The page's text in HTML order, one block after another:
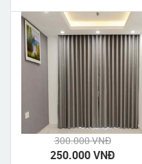
300.000 VNĐ
250.000 VNĐ